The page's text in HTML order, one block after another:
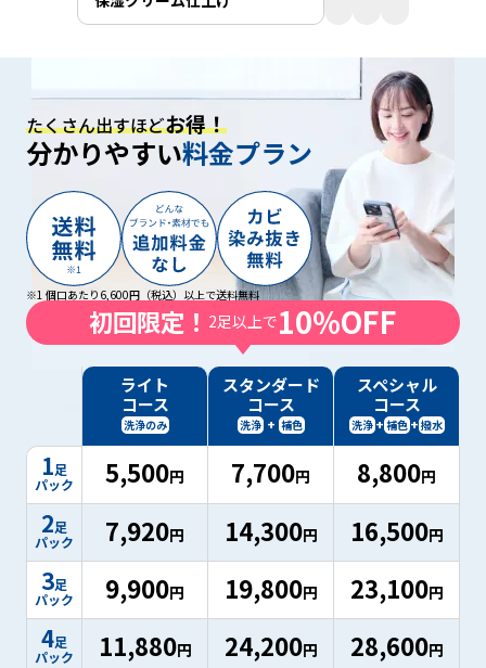
たくさん出すほどお得！
分かりやすい料金プラン
送
料
無
ど
ん
な
ラ
ン
ド・
料
金
で
も
追
加
料
金
な
し
1
カ
ビ
染
抜
き
※1 個口あたり6,600円（税込）以上で送料無料
初回限定！ 2足以上で10%OFF
ライト
コース
洗浄のみ
スタンダード
コース
洗浄+ 補色
スペシャル
コース
洗浄+ 補色+ 撥水
1足
パック
5,500円 7,700円 8,800円
2足
パック
7,920円 14,300円 16,500円
3足
パック
9,900円 19,800円 23,100円
4足
パック
11,880円 24,200円 28,600円